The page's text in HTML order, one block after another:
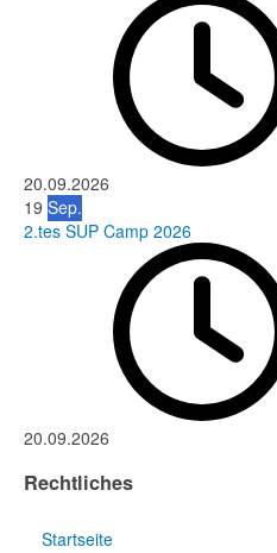
20.09.2026
19 Sep.
2.tes SUP Camp 2026
20.09.2026
Rechtliches
Startseite